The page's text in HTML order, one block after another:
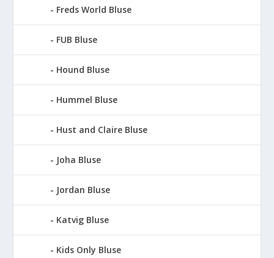
Freds World Bluse
FUB Bluse
Hound Bluse
Hummel Bluse
Hust and Claire Bluse
Joha Bluse
Jordan Bluse
Katvig Bluse
Kids Only Bluse